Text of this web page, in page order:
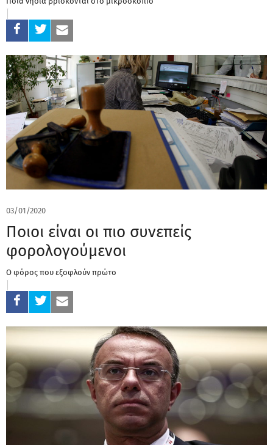
03/01/2020
Ποιοι είναι οι πιο συνεπείς
φορολογούμενοι
Ο φόρος που εξοφλούν πρώτο